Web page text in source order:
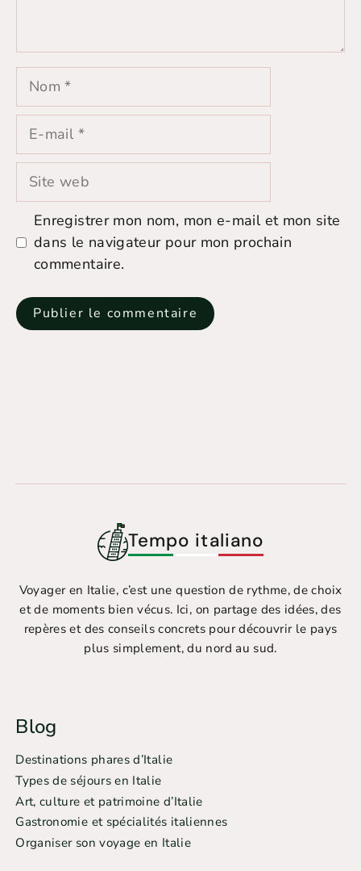
Nom
E-
Site
Enregistrer mon nom, mon e-mail et mon site
dans le navigateur pour mon prochain
commentaire.
Tempo italiano
Voyager en Italie, c’est une question de rythme, de choix
et de moments bien vécus. Ici, on partage des idées, des
repères et des conseils concrets pour découvrir le pays
plus simplement, du nord au sud.
Blog
Destinations phares d’Italie
Types de séjours en Italie
Art, culture et patrimoine d’Italie
Gastronomie et spécialités italiennes
Organiser son voyage en Italie